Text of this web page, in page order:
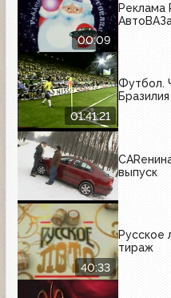
00:09
Реклама
01:41:21
Футбол.
выпуск
40:33
Русское
тираж